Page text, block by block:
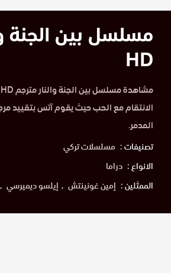
HD
الانتقام مع الحب حيث يقوم آتس بتقييد
المدمر.
تصنيفات : مسلسلات تركي
الانواع : دراما
الممثلين : إمين غونينتش إيلسو ديميرسي